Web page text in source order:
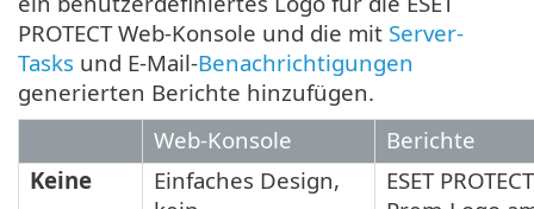
PROTECT Web-Konsole und die mit Server-
Tasks und E-Mail-Benachrichtigungen
generierten Berichte hinzufügen.
Web-Konsole
Berichte
Keine
Einfaches Design,
ESET